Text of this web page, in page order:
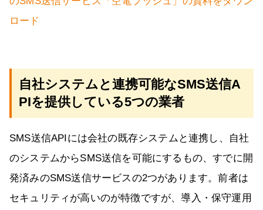
ロード
自社システムと連携可能なSMS送信A
PIを提供している5つの業者
SMS送信APIには会社の既存システムと連携し、自社
のシステムからSMS送信を可能にするもの、すでに開
発済みのSMS送信サービスの2つがあります。前者は
セキュリティが高いのが特徴ですが、導入・保守運用